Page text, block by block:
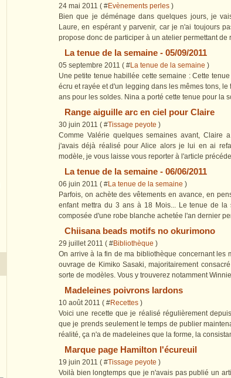
24 mai 2011 ( #Evènements perles )
Bien que je déménage dans quelques jours, je
Laure, en espérant y parvenir, car je n'ai toujours
propose donc de participer à un atelier permettant de
La tenue de la semaine - 05/09/2011
05 septembre 2011 ( #La tenue de la semaine )
Une petite tenue habillée cette semaine : Cette
écru et rayée et d'un legging dans les mêmes tons,
ans pour les soldes. Nina a porté cette tenue pour la
Range aiguille arc en ciel pour Claire
30 juin 2011 ( #Tissage peyote )
Comme Valérie quelques semaines avant, Claire
j'avais déjà réalisé pour Alice alors je lui en ai
modèle, je vous laisse vous reporter à l'article
La tenue de la semaine - 06/06/2011
06 juin 2011 ( #La tenue de la semaine )
Parfois, on achète des vêtements en avance, en
enfant mettra du 3 ans à 18 Mois... Le tenue de la
composée d'une robe blanche achetée l'an dernier
Chiisana beads motifs no okurimono
29 juillet 2011 ( #Bibliothèque )
On arrive à la fin de ma bibliothèque concernant les
ouvrage de Kimiko Sasaki, majoritairement
sorte de modèles. Vous y trouverez notamment
Madeleines poivrons lardons
10 août 2011 ( #Recettes )
Voici une recette que je réalisé régulièrement
que je prends seulement le temps de publier
réalité, ça n'a de madeleines que la forme, la
Marque page Hamilton l'écureuil
19 juin 2011 ( #Tissage peyote )
Voilà bien longtemps que je n'avais pas publié un